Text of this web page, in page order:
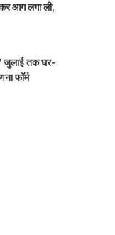
आग लगा ली,
जुलाई तक घर-
फॉर्म